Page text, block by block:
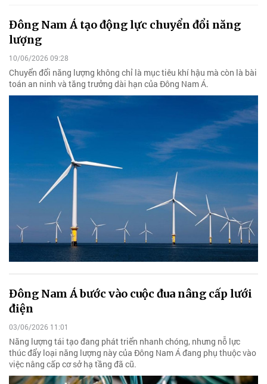
Đông Nam Á tạo động lực chuyển đổi năng
lượng
10/06/2026 09:28
Chuyển đổi năng lượng không chỉ là mục tiêu khí hậu mà còn là bài
toán an ninh và tăng trưởng dài hạn của Đông Nam Á.
Đông Nam Á bước vào cuộc đua nâng cấp lưới
điện
03/06/2026 11:01
Năng lượng tái tạo đang phát triển nhanh chóng, nhưng nỗ lực
thúc đẩy loại năng lượng này của Đông Nam Á đang phụ thuộc vào
việc nâng cấp cơ sở hạ tầng đã cũ.